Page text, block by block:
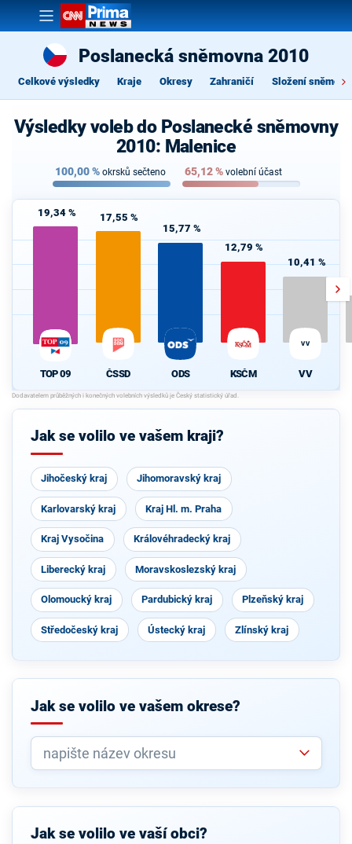
Poslanecká sněmovna 2010
Celkové výsledky Kraje Okresy Zahraničí Složení
Výsledky voleb do Poslanecké sněmovny
2010: Malenice
100,00% okrsků sečteno 65,12% volební účast
19,34 %
TOP 09
17,55 %
ČSSD
15,77 %
ODS
12,79 %
KSČM
10,41 %
VV
VV
Jak se volilo ve vašem kraji?
Jihočeský kraj Jihomoravský kraj
Karlovarský kraj Kraj Hl. m. Praha
Kraj Vysočina Královéhradecký kraj
Liberecký kraj Moravskoslezský kraj
Olomoucký kraj Pardubický kraj Plzeňský kraj
Středočeský kraj Ústecký kraj Zlínský kraj
Jak se volilo ve vašem okrese?
Jak se volilo ve vaší obci?